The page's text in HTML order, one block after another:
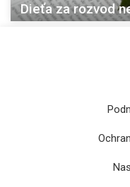
Dieťa za rozvod